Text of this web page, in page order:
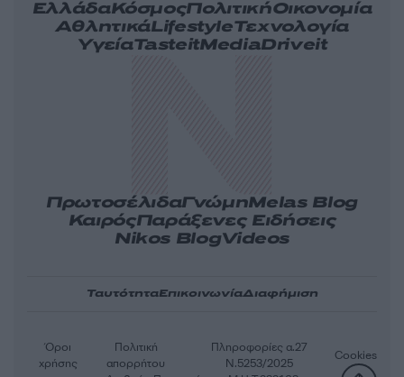
ΕλλάδαΚόσμοςΠολιτικήΟικονομία
ΑθλητικάLifestyleΤεχνολογία
ΥγείαTasteitMediaDriveit
ΠρωτοσέλιδαΓνώμηMelas Blog
ΚαιρόςΠαράξενες Ειδήσεις
Nikos BlogVideos
ΤαυτότηταΕπικοινωνίαΔιαφήμιση
Όροι
χρήσης
Πολιτική
απορρήτου
Πληροφορίες α.27
Ν.5253/2025
Cookies